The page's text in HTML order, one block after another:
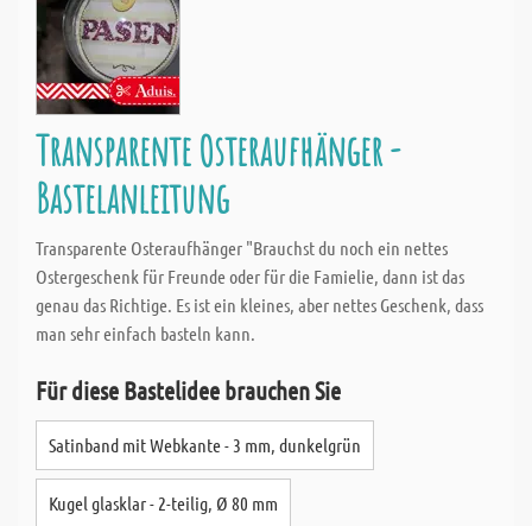
Transparente Osteraufhänger -
Bastelanleitung
Transparente Osteraufhänger "Brauchst du noch ein nettes
Ostergeschenk für Freunde oder für die Famielie, dann ist das
genau das Richtige. Es ist ein kleines, aber nettes Geschenk, dass
man sehr einfach basteln kann.
Für diese Bastelidee brauchen Sie
Satinband mit Webkante - 3 mm, dunkelgrün
Kugel glasklar - 2-teilig, Ø 80 mm